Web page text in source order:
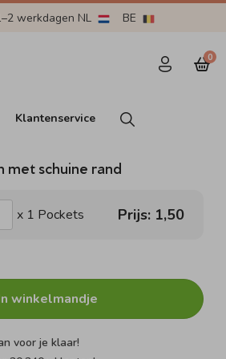
werkdagen NL BE
0
Klantenservice
met schuine rand
x 1 Pockets Prijs: 1,50
winkelmandje
voor je klaar!